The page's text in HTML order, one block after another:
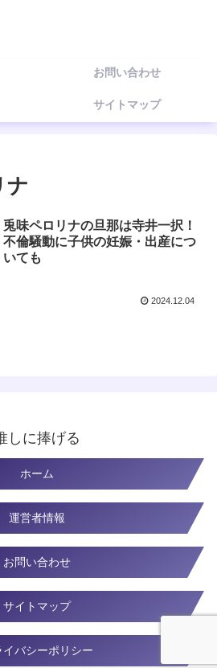
お問い合わせ
サイトマップ
ナ
兎味ペロリナの旦那は寺井一択！
不倫騒動に子供の妊娠・出産につ
いても
2024.12.04
しに捧げる
ホーム
運営者情報
お問い合わせ
サイトマップ
イバシーポリシー